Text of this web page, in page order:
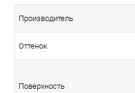
Производитель
Оттенок
Поверхность